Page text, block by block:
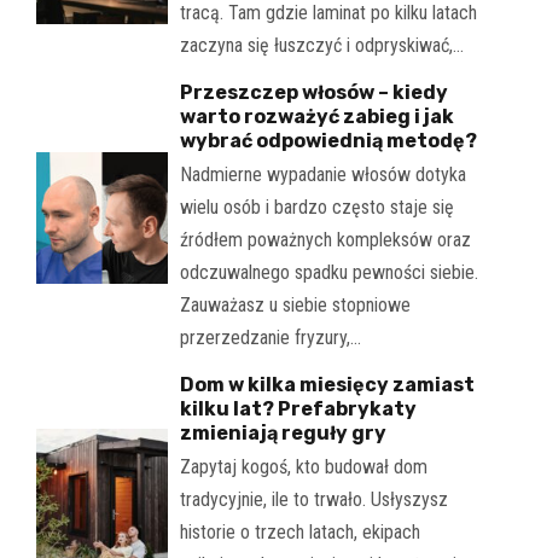
tracą. Tam gdzie laminat po kilku latach
zaczyna się łuszczyć i odpryskiwać,…
Przeszczep włosów – kiedy
warto rozważyć zabieg i jak
wybrać odpowiednią metodę?
Nadmierne wypadanie włosów dotyka
wielu osób i bardzo często staje się
źródłem poważnych kompleksów oraz
odczuwalnego spadku pewności siebie.
Zauważasz u siebie stopniowe
przerzedzanie fryzury,…
Dom w kilka miesięcy zamiast
kilku lat? Prefabrykaty
zmieniają reguły gry
Zapytaj kogoś, kto budował dom
tradycyjnie, ile to trwało. Usłyszysz
historie o trzech latach, ekipach